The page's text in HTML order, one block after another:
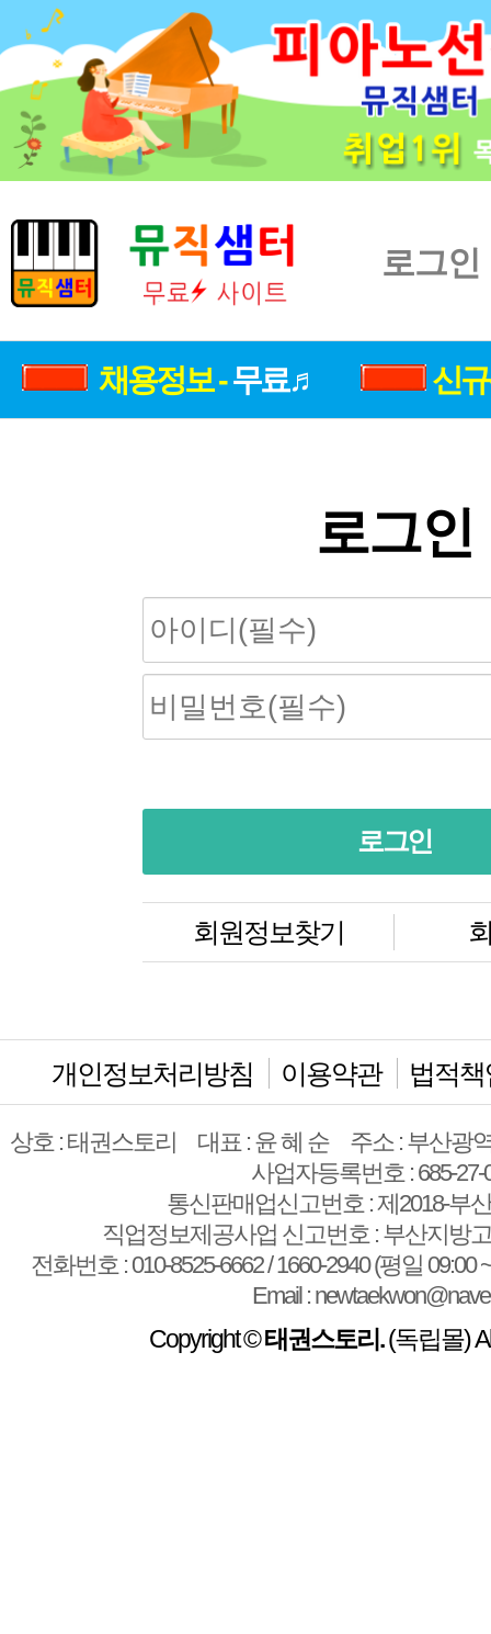
로그인
채용정보 -무료♬ 신
로그인
회원정보찾기
개인정보처리방침 이용약관 법적
상호 : 태권스토리 대표 : 윤 혜 순
주소 : 부산광
사업자등록번호 : 685-27-
통신판매업신고번호 : 제2018-부
직업정보제공사업 신고번호 : 부산지방
전화번호 : 010-8525-6662 / 1660-2940 (평일 09:00
Email :
Copyright ©태권스토리.(독립몰)